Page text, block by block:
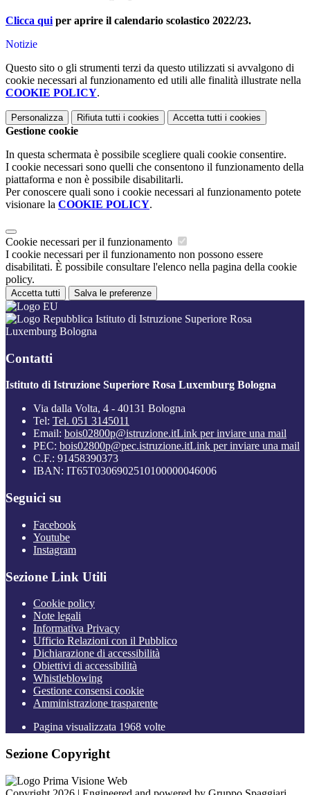
Clicca qui per aprire il calendario scolastico 2022/23.
Notizie
Questo sito o gli strumenti terzi da questo utilizzati si avvalgono di
cookie necessari al funzionamento ed utili alle finalità illustrate nella
COOKIE POLICY.
Personalizza Rifiuta tutti i cookies Accetta tutti i cookies
Gestione cookie
In questa schermata è possibile scegliere quali cookie consentire.
I cookie necessari sono quelli che consentono il funzionamento della
piattaforma e non è possibile disabilitarli.
Per conoscere quali sono i cookie necessari al funzionamento potete
visionare la COOKIE POLICY.
Cookie necessari per il funzionamento
I cookie necessari per il funzionamento non possono essere
disabilitati. È possibile consultare l'elenco nella pagina della cookie
policy.
Accetta tutti Salva le preferenze
Istituto di Istruzione Superiore Rosa
Luxemburg Bologna
Contatti
Istituto di Istruzione Superiore Rosa Luxemburg Bologna
Via dalla Volta, 4 - 40131 Bologna
Tel: Tel. 051 3145011
Email: bois02800p@istruzione.itLink per inviare una mail
PEC: bois02800p@pec.istruzione.itLink per inviare una mail
C.F.: 91458390373
IBAN: IT65T0306902510100000046006
Seguici su
Facebook
Youtube
Instagram
Sezione Link Utili
Cookie policy
Note legali
Informativa Privacy
Ufficio Relazioni con il Pubblico
Dichiarazione di accessibilità
Obiettivi di accessibilità
Whistleblowing
Gestione consensi cookie
Amministrazione trasparente
Pagina visualizzata 1968 volte
Sezione Copyright